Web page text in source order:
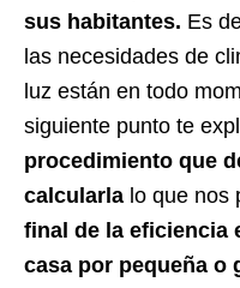
sus habitantes. Es
las necesidades de
luz están en todo
siguiente punto te
procedimiento que
calcularla lo que nos
final de la eficiencia
casa por pequeña o